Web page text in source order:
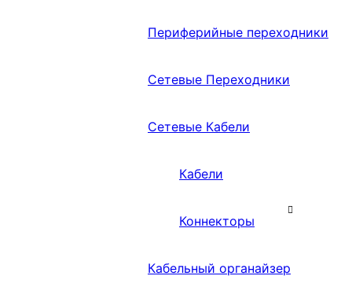
Периферийные переходники
Сетевые Переходники
Сетевые Кабели
Кабели
Коннекторы
Кабельный органайзер